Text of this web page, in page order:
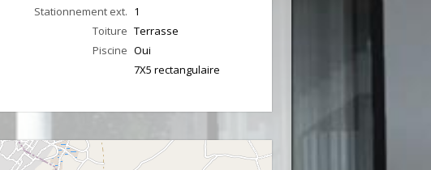
Stationnement ext. 1
Toiture Terrasse
Piscine Oui
7X5 rectangulaire